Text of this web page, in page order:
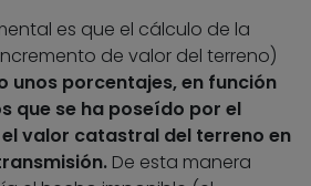
es que el cálculo de la
de valor del terreno)
unos porcentajes, en función
que se ha poseído por el
valor catastral del terreno en
De esta manera